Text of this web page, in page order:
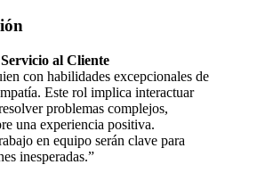
al Cliente
con habilidades excepcionales de
Este rol implica interactuar
problemas complejos,
una experiencia positiva.
en equipo serán clave para
inesperadas.”